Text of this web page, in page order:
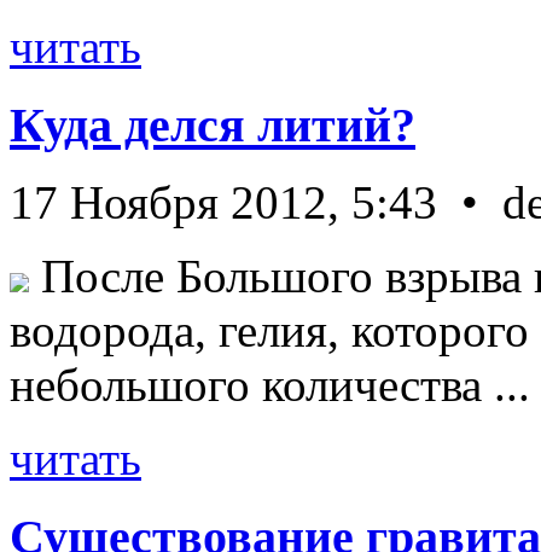
читать
Куда делся литий?
17 Ноября 2012, 5:43 •
После Большого взрыва
водорода, гелия,
небольшого количества ...
читать
Существование